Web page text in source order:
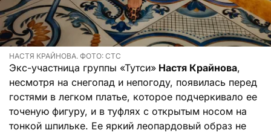
НАСТЯ КРАЙНОВА. ФОТО: СТС
Экс-участница группы «Тутси» Настя Крайнова,
несмотря на снегопад и непогоду, появилась перед
гостями в легком платье, которое подчеркивало ее
точеную фигуру, и в туфлях с открытым носом на
тонкой шпильке. Ее яркий леопардовый образ не